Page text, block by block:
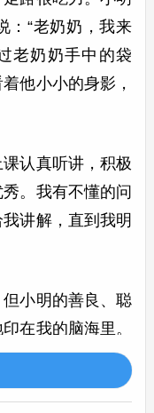
：“老奶奶，我来
老奶奶手中的袋
他小小的身影，
认真听讲，积极
。我有不懂的问
讲解，直到我明
小明的善良、聪
在我的脑海里。
友谊都会永远存